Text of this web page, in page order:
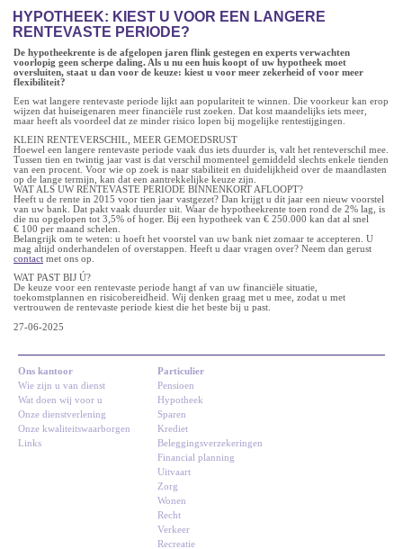
HYPOTHEEK: KIEST U VOOR EEN LANGERE
RENTEVASTE PERIODE?
De hypotheekrente is de afgelopen jaren flink gestegen en experts verwachten
voorlopig geen scherpe daling. Als u nu een huis koopt of uw hypotheek moet
oversluiten, staat u dan voor de keuze: kiest u voor meer zekerheid of voor meer
flexibiliteit?
Een wat langere rentevaste periode lijkt aan populariteit te winnen. Die voorkeur kan erop
wijzen dat huiseigenaren meer financiële rust zoeken. Dat kost maandelijks iets meer,
maar heeft als voordeel dat ze minder risico lopen bij mogelijke rentestijgingen.
KLEIN RENTEVERSCHIL, MEER GEMOEDSRUST
Hoewel een langere rentevaste periode vaak dus iets duurder is, valt het renteverschil mee.
Tussen tien en twintig jaar vast is dat verschil momenteel gemiddeld slechts enkele tienden
van een procent. Voor wie op zoek is naar stabiliteit en duidelijkheid over de maandlasten
op de lange termijn, kan dat een aantrekkelijke keuze zijn.
WAT ALS UW RENTEVASTE PERIODE BINNENKORT AFLOOPT?
Heeft u de rente in 2015 voor tien jaar vastgezet? Dan krijgt u dit jaar een nieuw voorstel
van uw bank. Dat pakt vaak duurder uit. Waar de hypotheekrente toen rond de 2% lag, is
die nu opgelopen tot 3,5% of hoger. Bij een hypotheek van € 250.000 kan dat al snel
€ 100 per maand schelen.
Belangrijk om te weten: u hoeft het voorstel van uw bank niet zomaar te accepteren. U
mag altijd onderhandelen of overstappen. Heeft u daar vragen over? Neem dan gerust
contact met ons op.
WAT PAST BIJ Ú?
De keuze voor een rentevaste periode hangt af van uw financiële situatie,
toekomstplannen en risicobereidheid. Wij denken graag met u mee, zodat u met
vertrouwen de rentevaste periode kiest die het beste bij u past.
27-06-2025
Ons kantoor
Wie zijn u van dienst
Wat doen wij voor u
Onze dienstverlening
Onze kwaliteitswaarborgen
Links
Particulier
Pensioen
Hypotheek
Sparen
Krediet
Beleggingsverzekeringen
Financial planning
Uitvaart
Zorg
Wonen
Recht
Verkeer
Recreatie